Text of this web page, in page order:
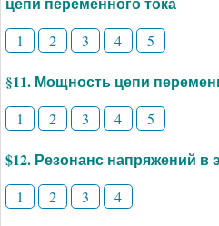
1 2 3 4 5
§11. Мощность цепи
1 2 3 4 5
$12. Резонанс напряжений в
1 2 3 4